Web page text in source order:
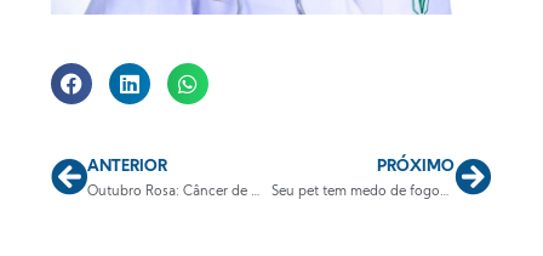
ANTERIOR
Outubro Rosa: Câncer de Mama em cães e gatos
PRÓXIMO
Seu pet tem medo de fogos de artifício?